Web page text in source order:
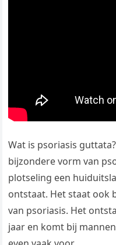
Wat is psoriasis
bijzondere vorm van
plotseling een
ontstaat. Het staat ook
van psoriasis. Het
jaar en komt bij